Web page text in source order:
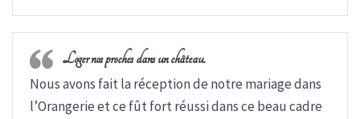
Loger nos proches dans un château.
Nous avons fait la réception de notre mariage dans
l’Orangerie et ce fût fort réussi dans ce beau cadre